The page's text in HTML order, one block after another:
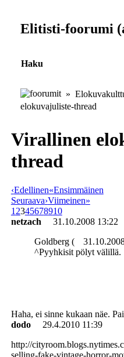
Elitisti-foorumi
Haku
»
elokuvajuliste-thread
Virallinen
thread
‹Edellinen«Ensimmäinen
Seuraava›Viimeinen»
1 2345678910
netzach
31.10.2008 13:22
Goldberg (
^Pyyhkisit pölyt välillä.
Haha, ei sinne kukaan näe.
dodo
29.4.2010 11:39
http://
selling-fake-vintage-horror-